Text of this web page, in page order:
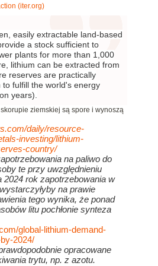
(iter.org)
easily extractable land-based
a stock sufficient to
plants for more than 1,000
lithium can be extracted from
reserves are practically
to fulfill the world's energy
years).
ziemskiej są spore i wynoszą
daily/resource-
investing/lithium-
country/
na paliwo do
te przy uwzględnieniu
2024 rok zapotrzebowania w
na prawie
tego wynika, że ponad
litu pochłonie synteza
global-lithium-demand-
2024/
opracowane
trytu, np. z azotu.